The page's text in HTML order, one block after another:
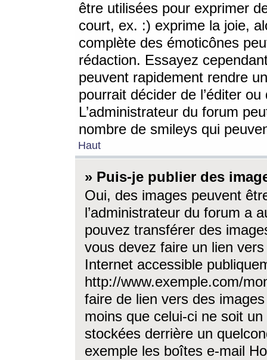
être utilisées pour exprimer
court, ex. :) exprime la joie,
complète des émoticônes
rédaction. Essayez
peuvent rapidement rendre
pourrait décider de l’éditer
L’administrateur du forum
nombre de smileys qui
Haut
» Puis-je publier des
Oui, des images peuvent
l’administrateur du forum a
pouvez transférer des
vous devez faire un lien
Internet accessible
http://www.exemple.com/
faire de lien vers des
moins que celui-ci ne soit
stockées derrière un
exemple les boîtes e-mail